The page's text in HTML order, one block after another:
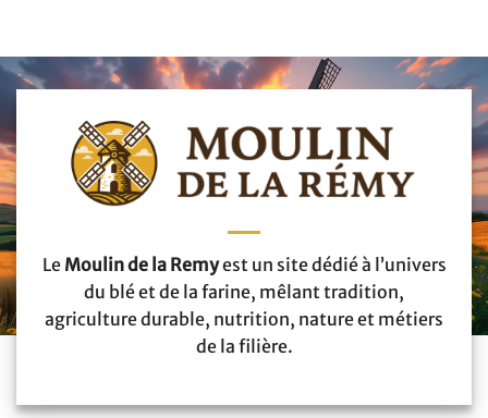
Le Moulin de la Remyest un site dédié à l’univers
du blé et de la farine, mêlant tradition,
agriculture durable, nutrition, nature et métiers
de la filière.